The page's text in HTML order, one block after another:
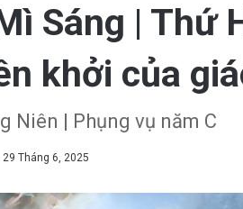
Sáng | Thứ
khởi của
Niên | Phụng vụ năm C
29 Tháng 6, 2025